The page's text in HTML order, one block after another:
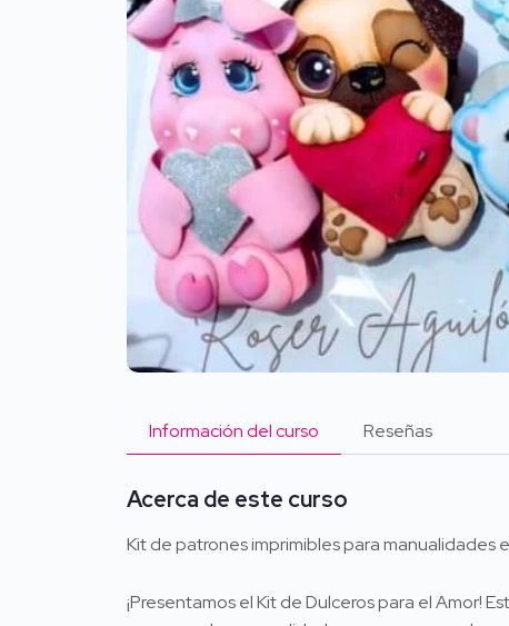
Información del curso Reseñas
Acerca de este curso
Kit de patrones imprimibles para manualidades
¡Presentamos el Kit de Dulceros para el Amor!